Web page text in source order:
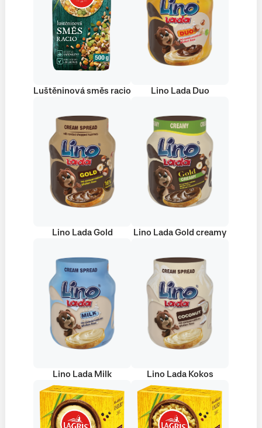
Luštěninová směs racio Lino Lada Duo
Lino Lada Gold Lino Lada Gold creamy
Lino Lada Milk Lino Lada Kokos